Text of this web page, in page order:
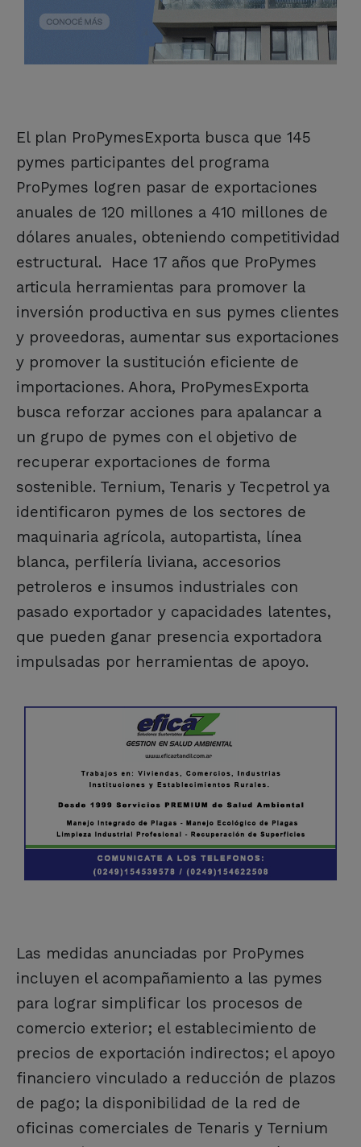
El plan ProPymesExporta busca que 145
pymes participantes del programa
ProPymes logren pasar de exportaciones
anuales de 120 millones a 410 millones de
dólares anuales, obteniendo competitividad
estructural. Hace 17 años que ProPymes
articula herramientas para promover la
inversión productiva en sus pymes clientes
y proveedoras, aumentar sus exportaciones
y promover la sustitución eficiente de
importaciones. Ahora, ProPymesExporta
busca reforzar acciones para apalancar a
un grupo de pymes con el objetivo de
recuperar exportaciones de forma
sostenible. Ternium, Tenaris y Tecpetrol ya
identificaron pymes de los sectores de
maquinaria agrícola, autopartista, línea
blanca, perfilería liviana, accesorios
petroleros e insumos industriales con
pasado exportador y capacidades latentes,
que pueden ganar presencia exportadora
impulsadas por herramientas de apoyo.
Las medidas anunciadas por ProPymes
incluyen el acompañamiento a las pymes
para lograr simplificar los procesos de
comercio exterior; el establecimiento de
precios de exportación indirectos; el apoyo
financiero vinculado a reducción de plazos
de pago; la disponibilidad de la red de
oficinas comerciales de Tenaris y Ternium